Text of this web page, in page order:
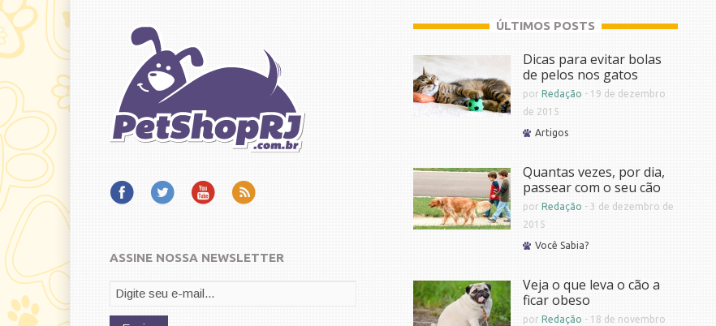
ASSINE NOSSA NEWSLETTER
ÚLTIMOS POSTS
Dicas para evitar bolas
de pelos nos gatos
porRedação - 19 de dezembro
de 2015
Artigos
Quantas vezes, por dia,
passear com o seu cão
porRedação - 3 de dezembro de
2015
Você Sabia?
Veja o que leva o cão a
ficar obeso
porRedação - 18 de novembro